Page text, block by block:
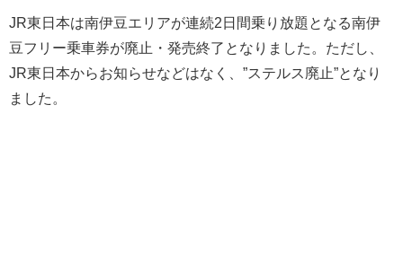
JR東日本は南伊豆エリアが連続2日間乗り放題となる南伊
豆フリー乗車券が廃止・発売終了となりました。ただし、
JR東日本からお知らせなどはなく、”ステルス廃止”となり
ました。